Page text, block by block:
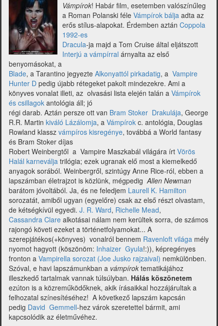
Vámpírok! Habár film, esetemben valószínűleg
a Roman Polanski féle Vámpírok bálja adta az
erős stílus-alapokat. Érdemben aztán Coppola
1992-es
Dracula-ja majd a Tom Cruise által eljátszott
Interjú a vámpírral árnyalta az első
benyomásokat, a
Blade, a Tarantino jegyezte Alkonyattól pirkadatig, a Vampire
Hunter D pedig újabb rétegeket pakolt mindezekre. Ami a
könyves vonalat illeti, az olvasási lista elején talán a Vámpírok
és csillagok antológia áll; jó
régi darab. Aztán persze ott van Bram Stoker Drakulája, George
R.R. Martin kiváló Lázálomja, a Vámpírok c. antológia, Douglas
Rowland klassz vámpíros kisregénye, továbbá a World fantasy
és Bram Stoker díjas
Robert Weinbergtől a Vampire Maszkabál világára írt Vörös
Halál karneválja trilógia; ezek ugranak elő most a kiemelkedő
anyagok sorából. Weinbergről, szintúgy Anne Rice-ról, ebben a
lapszámban életrajzot is közlünk, mégpedigAllen Newman
barátom jóvoltából. Ja, és ne feledjem Laurell K. Hamilton
sorozatát, amiből ugyan (egyelőre) csak az első részt olvastam,
de kétségkívül egyedi. J. R. Ward, Richelle Mead,
Cassandra Clare alkotásai nálam nem kerültek sorra, de számos
rajongó követi ezeket a történetfolyamokat... A
szerepjátékos(+könyves) vonalról bennem Ravenloft világa mély
nyomot hagyott (köszönöm: Inhaizer Gyula!:)), képregényes
fronton a Vampirella sorozat (Joe Jusko rajzaival) nemkülönben.
Szóval, e havi lapszámunkban a vámpírok tematikájához
illeszkedő tartalmak vannak túlsúlyban. Hálás köszönetem
ezúton is a közreműködőknek, akik írásaikkal hozzájárultak a
felhozatal színesítéséhez! A következő lapszám kapcsán
pedig David Gemmell-hez várok szeretettel bármit, ami
kapcsolódik az életművéhez.